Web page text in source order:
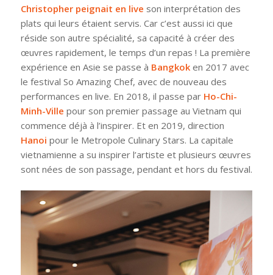
Christopher peignait en live son interprétation des
plats qui leurs étaient servis. Car c’est aussi ici que
réside son autre spécialité, sa capacité à créer des
œuvres rapidement, le temps d’un repas ! La première
expérience en Asie se passe à Bangkoken 2017 avec
le festival So Amazing Chef, avec de nouveau des
performances en live. En 2018, il passe par Ho-Chi-
Minh-Ville pour son premier passage au Vietnam qui
commence déjà à l’inspirer. Et en 2019, direction
Hanoi pour le Metropole Culinary Stars. La capitale
vietnamienne a su inspirer l’artiste et plusieurs œuvres
sont nées de son passage, pendant et hors du festival.